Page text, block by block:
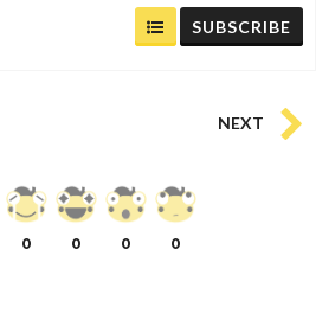
SUBSCRIBE
NEXT
0 0 0 0